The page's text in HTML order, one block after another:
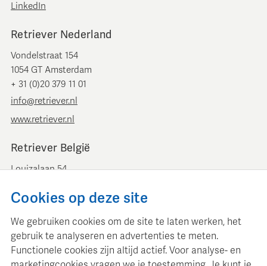
LinkedIn
Retriever Nederland
Vondelstraat 154
1054 GT Amsterdam
+ 31 (0)20 379 11 01
info@retriever.nl
www.retriever.nl
Retriever België
Louizalaan 54
+ 32 (0)2 893 00 52
www.retrievermedia.be
Cookies op deze site
We gebruiken cookies om de site te laten werken, het
gebruik te analyseren en advertenties te meten.
Functionele cookies zijn altijd actief. Voor analyse- en